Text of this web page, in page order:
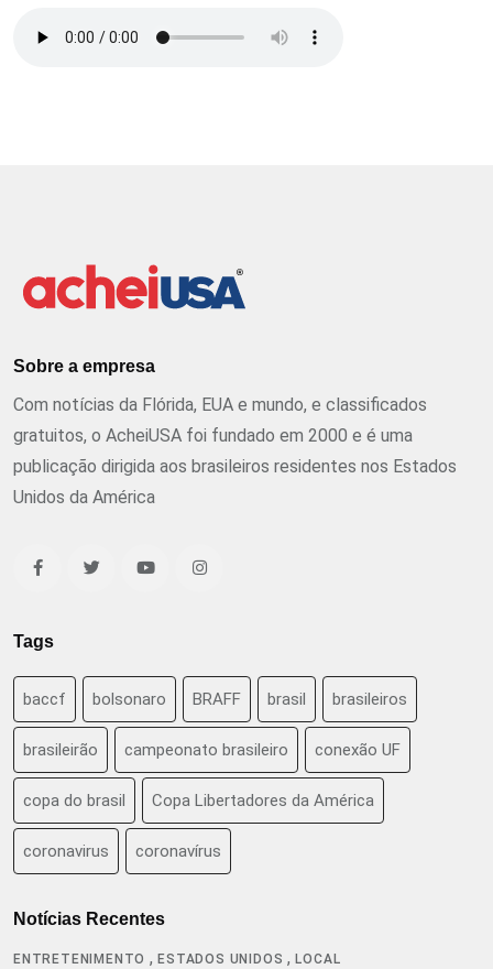
Sobre a empresa
Com notícias da Flórida, EUA e mundo, e classificados
gratuitos, o AcheiUSA foi fundado em 2000 e é uma
publicação dirigida aos brasileiros residentes nos Estados
Unidos da América
Tags
baccf bolsonaro BRAFF brasil brasileiros
brasileirão campeonato brasileiro conexão UF
copa do brasil Copa Libertadores da América
coronavirus coronavírus
Notícias Recentes
ENTRETENIMENTO ,ESTADOS UNIDOS ,LOCAL